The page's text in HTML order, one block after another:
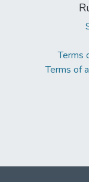
Terms
Terms of